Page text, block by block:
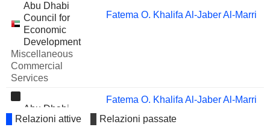
Abu Dhabi
Council for
Economic
Development
Miscellaneous
Commercial
Services
Fatema O. Khalifa Al-Jaber Al-Marri
Abu Dhabi
Chamber of
Fatema O. Khalifa Al-Jaber Al-Marri
Relazioni attive Relazioni passate